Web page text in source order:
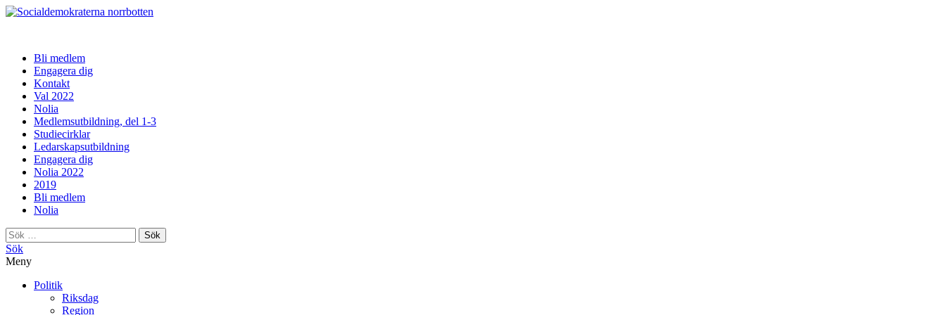
norrbotten
Bli medlem
Engagera dig
Kontakt
Val 2022
Nolia
Medlemsutbildning, del 1-3
Studiecirklar
Ledarskapsutbildning
Engagera dig
Nolia 2022
2019
Bli medlem
Nolia
Sök
efter:
Sök
Meny
Politik
Riksdag
Region